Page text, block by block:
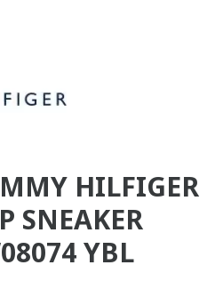
HILFIGER
SNEAKER
YBL